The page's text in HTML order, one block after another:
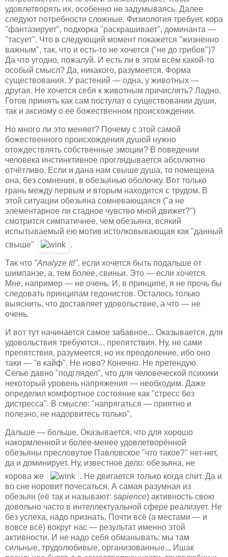
удовлетворять их, особенно не задумываясь. Далее
следуют потребности сложные. Физиология требует, кора
"фантазирует", подкорка "раскрашивает", доминанта —
"тасует". Что в следующий момент покажется "жизненно
важным", так, что и есть-то не хочется ("не до грибов")?
Да что угодно, пожалуй. И есть ли в этом всём какой-то
особый смысл? Да, никакого, разумеется. Форма
существования. У растений — одна, у животных —
другая. Не хочется себя к животным причислять? Ладно.
Готов принять как сам постулат о существовании души,
так и аксиому о её божественном происхождении.
Но много ли это меняет? Почему с этой самой
божественного происхождения душой нужно
отождествлять собственные эмоции? В поведении
человека инстинктивное проглядывается абсолютно
отчётливо. Если и дана нам свыше душа, то помещена
она, без сомнения, в обезьянью оболочку. Вот только
грань между первым и вторым находится с трудом. В
этой ситуации обезьяна сомневающаяся ("а не
элементарное ли стадное чувство мной движет?")
смотрится симпатичнее, чем обезьяна, всякий
испытываемый ею мотив истолковывающая как "данный
свыше"
.
Так что "Analyze It!", если хочется быть подальше от
шимпанзе, а, тем более, свиньи. Это — если хочется.
Мне, например — не очень. И, в принципе, я не прочь бы
следовать принципам гедонистов. Осталось только
выяснить, что доставляет удовольствие, а что — не
очень.
И вот тут начинается самое забавное... Оказывается, для
удовольствия требуются... препятствия. Ну, не сами
препятствия, разумеется, но их преодоление, ибо оно
таки — "в кайф". Не ново? Конечно. Не претендую.
Селье давно "подглядел", что для человеческой психики
некоторый уровень напряжения — необходим. Даже
определил комфортное состояние как "стресс без
дистресса". В смысле: "напрягаться — приятно и
полезно, не надорвитесь только".
Дальше — больше. Оказывается, что для хорошо
накормленной и более-менее удовлетворённой
обезьяны пресловутое Павловское "что такое?" нет-нет,
да и доминирует. Ну, известное дело: обезьяна, не
корова же
. Не двигается только когда спит. Да и
во сне норовит почесаться. А самая разумная из
обезьян (её так и называют: sapience) активность свою
довольно часто в интеллектуальной сфере реализует. Не
без успеха, надо признать. Почти всё (а местами — и
вовсе всё) вокруг нас — результат именно этой
активности. И не надо себя обманывать: мы там
сильные, трудолюбивые, организованные... Ишак